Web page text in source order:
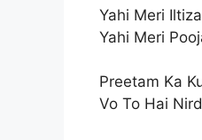
Yahi Meri
Yahi Meri
Preetam Ka
Vo To Hai